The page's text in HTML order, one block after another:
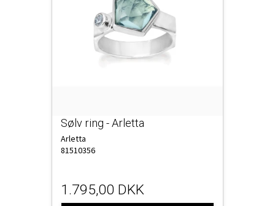
Sølv ring - Arletta
Arletta
81510356
1.795,00 DKK